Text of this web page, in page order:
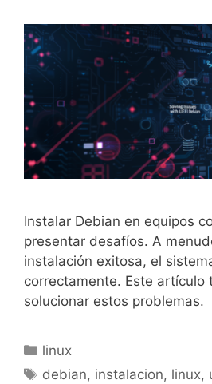
Instalar Debian en equipos
presentar desafíos. A
instalación exitosa, el
correctamente. Este artículo
solucionar estos problemas.
Categorías
linux
Etiquetas
debian, instalacion, linux,